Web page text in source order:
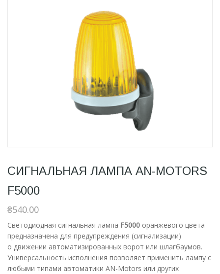
СИГНАЛЬНАЯ ЛАМПА AN-MOTORS
F5000
₴540.00
Светодиодная сигнальная лампа F5000 оранжевого цвета
предназначена для предупреждения (сигнализации)
о движении автоматизированных ворот или шлагбаумов.
Универсальность исполнения позволяет применить лампу с
любыми типами автоматики AN-Motors или других